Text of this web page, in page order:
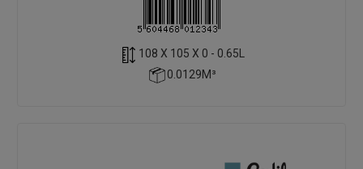
108 X 105 X 0 - 0.65L
0.0129M³